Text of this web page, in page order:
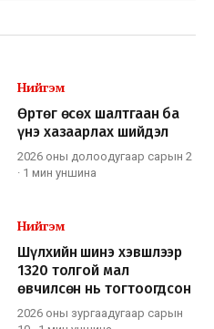
Нийгэм
Өртөг өсөх шалтгаан ба
үнэ хазаарлах шийдэл
2026 оны долоодугаар сарын 2
· 1 мин уншина
Нийгэм
Шүлхийн шинэ хэвшлээр
1320 толгой мал
өвчилсөн нь тогтоогдсон
2026 оны зургаадугаар сарын